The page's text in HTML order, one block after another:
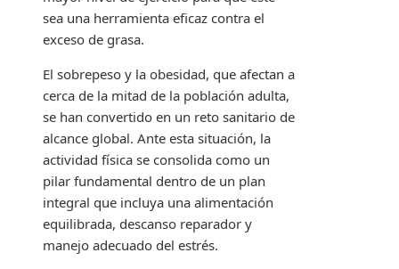
sea una herramienta eficaz contra el
exceso de grasa.
El sobrepeso y la obesidad, que afectan a
cerca de la mitad de la población adulta,
se han convertido en un reto sanitario de
alcance global. Ante esta situación, la
actividad física se consolida como un
pilar fundamental dentro de un plan
integral que incluya una alimentación
equilibrada, descanso reparador y
manejo adecuado del estrés.